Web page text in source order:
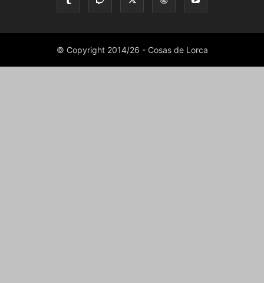
© Copyright 2014/26 - Cosas de Lorca